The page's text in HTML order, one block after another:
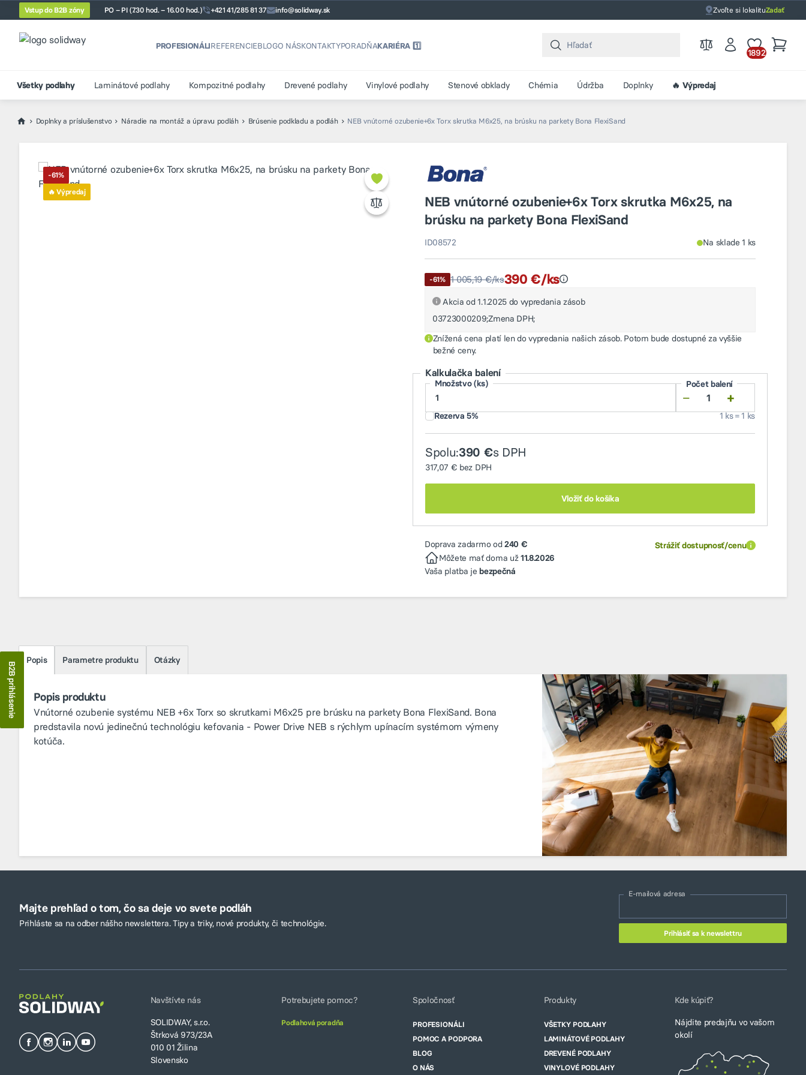
Vstup do B2B zóny PO – PI (7.30 hod. – 16.00 hod.) +421 41/285 81 37 info@solidway.sk Zvoľte si lokalituZadať
PROFESIONÁLIREFERENCIEBLOGO NÁSKONTAKTYPORADŇAKARIÉRA 1️⃣
1892
Všetky podlahy Laminátové podlahy Kompozitné podlahy Drevené podlahy Vinylové podlahy Stenové obklady Chémia Údržba Doplnky 🔥 Výpredaj
Doplnky a príslušenstvo Náradie na montáž a úpravu podláh Brúsenie podkladu a podláh NEB vnútorné ozubenie+6x Torx skrutka M6x25, na brúsku na parkety Bona FlexiSand
-61%
🔥 Výpredaj
NEB vnútorné ozubenie+6x Torx skrutka M6x25, na
brúsku na parkety Bona FlexiSand
ID08572 Na sklade 1 ks
-61% 1 005,19 €/ks390 €/ksNajnižšia cena v období 30 dní pred zľavou bola 1 005,19 €/ks
Akcia od 1.1.2025 do vypredania zásob
03723000209;Zmena DPH;
Znížená cena platí len do vypredania našich zásob. Potom bude dostupné za vyššie
bežné ceny.
Kalkulačka balení
Množstvo (ks) Počet balení
− +
Rezerva 5% 1 ks = 1 ks
Spolu:390 €s DPH
317,07 € bez DPH
Vložiť do košíka
Doprava zadarmo od240 €
Môžete mať doma už11.8.2026
Vaša platba jebezpečná
Strážiť dostupnosť/cenu
Popis Parametre produktu Otázky
Popis produktu
Vnútorné ozubenie systému NEB +6x Torx so skrutkami M6x25 pre brúsku na parkety Bona FlexiSand. Bona
predstavila novú jedinečnú technológiu kefovania - Power Drive NEB s rýchlym upínacím systémom výmeny
kotúča.
Majte prehľad o tom, čo sa deje vo svete podláh
Prihláste sa na odber nášho newslettera. Tipy a triky, nové produkty, či technológie.
E-mailová adresa
Navštívte nás
SOLIDWAY, s.r.o.
Štrková 973/23A
010 01 Žilina
Slovensko
Potrebujete pomoc?
Podlahová poradňa
Spoločnosť
PROFESIONÁLI
POMOC A PODPORA
BLOG
O NÁS
Produkty
VŠETKY PODLAHY
LAMINÁTOVÉ PODLAHY
DREVENÉ PODLAHY
VINYLOVÉ PODLAHY
Kde kúpiť?
Nájdite predajňu vo vašom
okolí
B2B prihlásenie